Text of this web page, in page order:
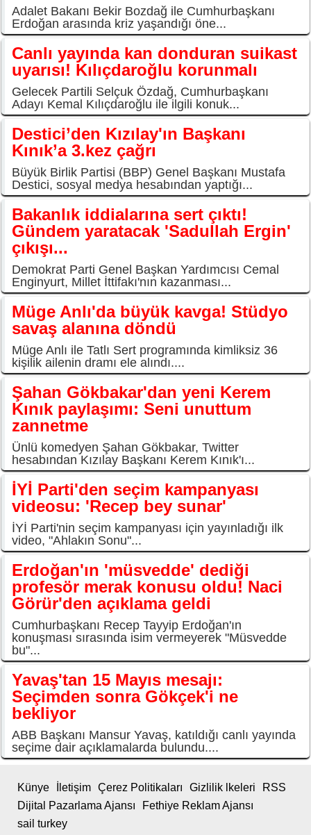
Adalet Bakanı Bekir Bozdağ ile Cumhurbaşkanı
Erdoğan arasında kriz yaşandığı öne...
Canlı yayında kan donduran suikast
uyarısı! Kılıçdaroğlu korunmalı
Gelecek Partili Selçuk Özdağ, Cumhurbaşkanı
Adayı Kemal Kılıçdaroğlu ile ilgili konuk...
Destici’den Kızılay'ın Başkanı
Kınık’a 3.kez çağrı
Büyük Birlik Partisi (BBP) Genel Başkanı Mustafa
Destici, sosyal medya hesabından yaptığı...
Bakanlık iddialarına sert çıktı!
Gündem yaratacak 'Sadullah Ergin'
çıkışı...
Demokrat Parti Genel Başkan Yardımcısı Cemal
Enginyurt, Millet İttifakı'nın kazanması...
Müge Anlı'da büyük kavga! Stüdyo
savaş alanına döndü
Müge Anlı ile Tatlı Sert programında kimliksiz 36
kişilik ailenin dramı ele alındı....
Şahan Gökbakar'dan yeni Kerem
Kınık paylaşımı: Seni unuttum
zannetme
Ünlü komedyen Şahan Gökbakar, Twitter
hesabından Kızılay Başkanı Kerem Kınık'ı...
İYİ Parti'den seçim kampanyası
videosu: 'Recep bey sunar'
İYİ Parti'nin seçim kampanyası için yayınladığı ilk
video, "Ahlakın Sonu"...
Erdoğan'ın 'müsvedde' dediği
profesör merak konusu oldu! Naci
Görür'den açıklama geldi
Cumhurbaşkanı Recep Tayyip Erdoğan'ın
konuşması sırasında isim vermeyerek "Müsvedde
bu"...
Yavaş'tan 15 Mayıs mesajı:
Seçimden sonra Gökçek'i ne
bekliyor
ABB Başkanı Mansur Yavaş, katıldığı canlı yayında
seçime dair açıklamalarda bulundu....
Künye İletişim Çerez Politikaları Gizlilik lkeleri
RSS
Dijital Pazarlama Ajansı
Fethiye Reklam Ajansı
sail turkey